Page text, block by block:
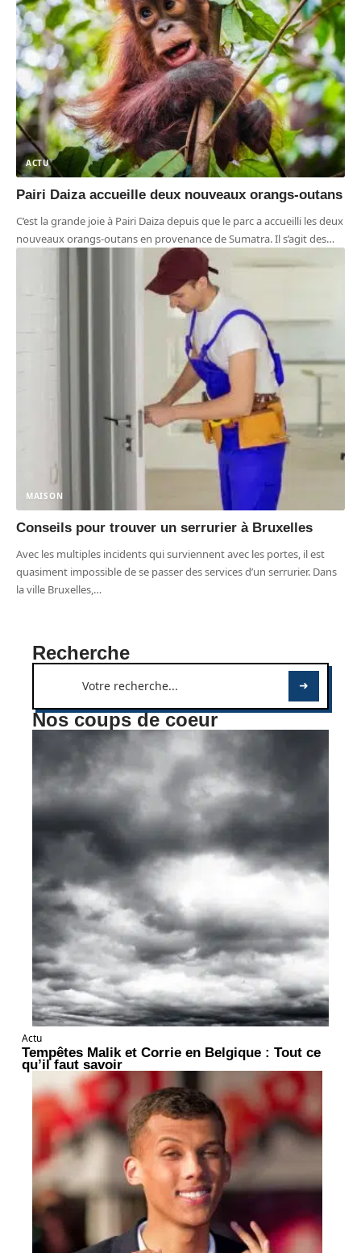
ACTU
Pairi Daiza accueille deux nouveaux orangs-outans
C’est la grande joie à Pairi Daiza depuis que le parc a accueilli les deux
nouveaux orangs-outans en provenance de Sumatra. Il s’agit des…
MAISON
Conseils pour trouver un serrurier à Bruxelles
Avec les multiples incidents qui surviennent avec les portes, il est
quasiment impossible de se passer des services d’un serrurier. Dans
la ville Bruxelles,…
Recherche
Nos coups de coeur
Actu
Tempêtes Malik et Corrie en Belgique : Tout ce
qu’il faut savoir